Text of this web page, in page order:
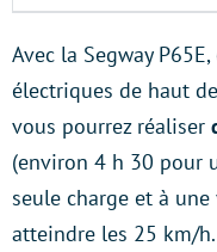
Avec la Segway
électriques de haut
vous pourrez réaliser
(environ 4 h 30 pour
seule charge et à
atteindre les 25 km/